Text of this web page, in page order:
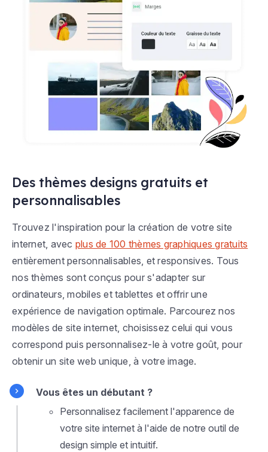
Des thèmes designs gratuits et
personnalisables
Trouvez l'inspiration pour la création de votre site
internet, avec plus de 100 thèmes graphiques gratuits
entièrement personnalisables, et responsives. Tous
nos thèmes sont conçus pour s'adapter sur
ordinateurs, mobiles et tablettes et offrir une
expérience de navigation optimale. Parcourez nos
modèles de site internet, choisissez celui qui vous
correspond puis personnalisez-le à votre goût, pour
obtenir un site web unique, à votre image.
Vous êtes un débutant ?
Personnalisez facilement l'apparence de
votre site internet à l'aide de notre outil de
design simple et intuitif.